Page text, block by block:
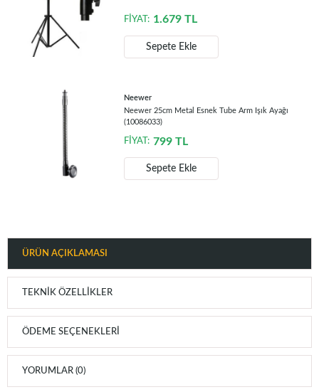
FİYAT: 1.679 TL
Sepete Ekle
Neewer
Neewer 25cm Metal Esnek Tube Arm Işık Ayağı
(10086033)
FİYAT: 799 TL
Sepete Ekle
ÜRÜN AÇIKLAMASI
TEKNIK ÖZELLIKLER
ÖDEME SEÇENEKLERI
YORUMLAR (0)